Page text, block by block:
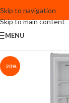
Skip to navigation
Skip to main content
MENU
-20%